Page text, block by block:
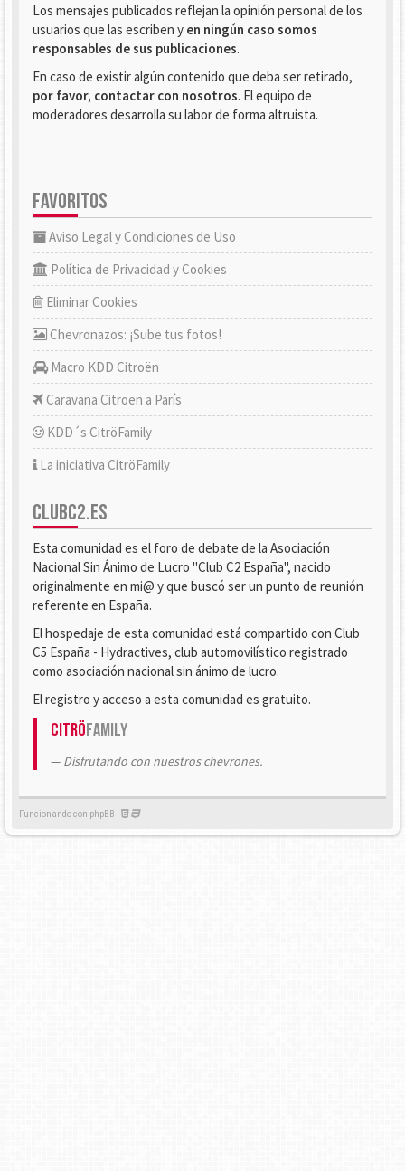
Los mensajes publicados reflejan la opinión personal de los
usuarios que las escriben y en ningún caso somos
responsables de sus publicaciones.
En caso de existir algún contenido que deba ser retirado,
por favor, contactar con nosotros. El equipo de
moderadores desarrolla su labor de forma altruista.
FAVORITOS
Aviso Legal y Condiciones de Uso
Política de Privacidad y Cookies
Eliminar Cookies
Chevronazos: ¡Sube tus fotos!
Macro KDD Citroën
Caravana Citroën a París
KDD´s CitröFamily
La iniciativa CitröFamily
CLUBC2.ES
Esta comunidad es el foro de debate de la Asociación
Nacional Sin Ánimo de Lucro "Club C2 España", nacido
originalmente en mi@ y que buscó ser un punto de reunión
referente en España.
El hospedaje de esta comunidad está compartido con Club
C5 España - Hydractives, club automovilístico registrado
como asociación nacional sin ánimo de lucro.
El registro y acceso a esta comunidad es gratuito.
CitröFamily
Disfrutando con nuestros chevrones.
Funcionando con phpBB -